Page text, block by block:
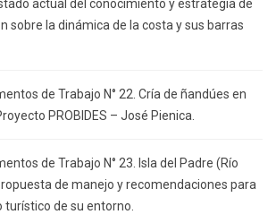
actual del conocimiento y estrategia de
sobre la dinámica de la costa y sus barras
de Trabajo N° 22. Cría de ñandúes en
PROBIDES – José Pienica.
de Trabajo N° 23. Isla del Padre (Río
de manejo y recomendaciones para
turístico de su entorno.